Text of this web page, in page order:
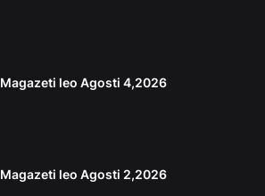
Magazeti leo Agosti 4,2026
Magazeti leo Agosti 2,2026